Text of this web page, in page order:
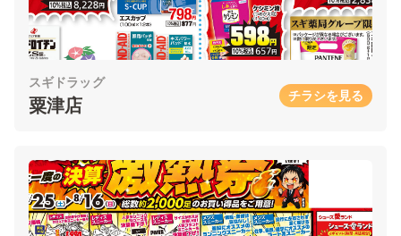
スギドラッグ
粟津店 チラシを見る